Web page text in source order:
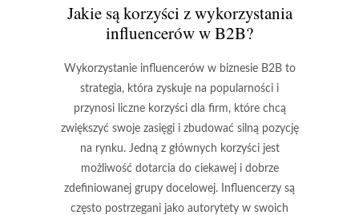
Jakie są korzyści z wykorzystania
influencerów w B2B?
Wykorzystanie influencerów w biznesie B2B to
strategia, która zyskuje na popularności i
przynosi liczne korzyści dla firm, które chcą
zwiększyć swoje zasięgi i zbudować silną pozycję
na rynku. Jedną z głównych korzyścijest
możliwość dotarcia do ciekawej i dobrze
zdefiniowanej grupy docelowej. Influencerzy są
często postrzegani jako autorytety w swoich